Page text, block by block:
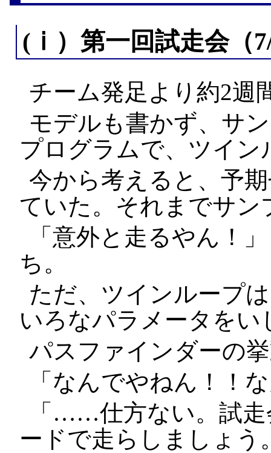
(ⅰ）第一回試走会（
チーム発足より約2週
モデルも書かず、サ
プログラムで、ツイン
今から考えると、予
ていた。それまでサン
「意外と走るやん！
ち。
ただ、ツインループ
いろなパラメータを
パスファインダーの
「なんでやねん！！
「……仕方ない。試
ードで走らしましょう